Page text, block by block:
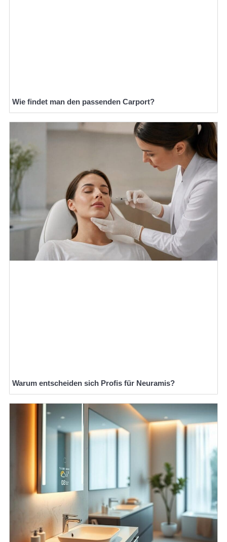
Wie findet man den passenden Carport?
Warum entscheiden sich Profis für Neuramis?